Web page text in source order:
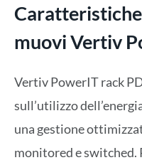
muovi Vertiv
Vertiv PowerIT rack
sull’utilizzo
una gestione
monitored e